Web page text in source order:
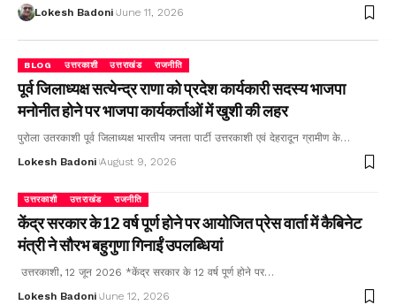
Lokesh Badoni June 11, 2026
BLOG उत्तरकाशी उत्तराखंड राजनीति
पूर्व जिलाध्यक्ष सत्येन्द्र राणा को प्रदेश कार्यकारी सदस्य भाजपा
मनोनीत होने पर भाजपा कार्यकर्ताओं में खुशी की लहर
पुरोला उतरकाशी पूर्व जिलाध्यक्ष भारतीय जनता पार्टी उत्तरकाशी एवं देहरादून ग्रामीण के…
Lokesh Badoni August 9, 2026
उत्तरकाशी उत्तराखंड राजनीति
केंद्र सरकार के 12 वर्ष पूर्ण होने पर आयोजित प्रेस वार्ता में कैबिनेट
मंत्री ने सौरभ बहुगुणा गिनाईं उपलब्धियां
उत्तरकाशी, 12 जून 2026 *केंद्र सरकार के 12 वर्ष पूर्ण होने पर…
Lokesh Badoni June 12, 2026